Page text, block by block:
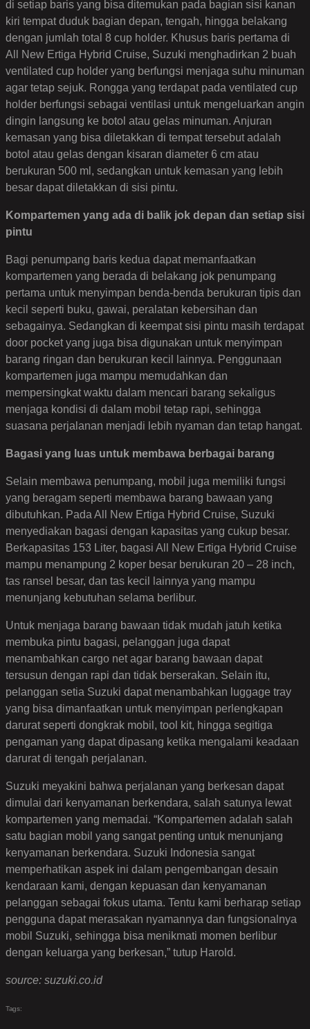
di setiap baris yang bisa ditemukan pada bagian sisi kanan
kiri tempat duduk bagian depan, tengah, hingga belakang
dengan jumlah total 8 cup holder. Khusus baris pertama di
All New Ertiga Hybrid Cruise, Suzuki menghadirkan 2 buah
ventilated cup holder yang berfungsi menjaga suhu minuman
agar tetap sejuk. Rongga yang terdapat pada ventilated cup
holder berfungsi sebagai ventilasi untuk mengeluarkan angin
dingin langsung ke botol atau gelas minuman. Anjuran
kemasan yang bisa diletakkan di tempat tersebut adalah
botol atau gelas dengan kisaran diameter 6 cm atau
berukuran 500 ml, sedangkan untuk kemasan yang lebih
besar dapat diletakkan di sisi pintu.
Kompartemen yang ada di balik jok depan dan setiap sisi
pintu
Bagi penumpang baris kedua dapat memanfaatkan
kompartemen yang berada di belakang jok penumpang
pertama untuk menyimpan benda-benda berukuran tipis dan
kecil seperti buku, gawai, peralatan kebersihan dan
sebagainya. Sedangkan di keempat sisi pintu masih terdapat
door pocket yang juga bisa digunakan untuk menyimpan
barang ringan dan berukuran kecil lainnya. Penggunaan
kompartemen juga mampu memudahkan dan
mempersingkat waktu dalam mencari barang sekaligus
menjaga kondisi di dalam mobil tetap rapi, sehingga
suasana perjalanan menjadi lebih nyaman dan tetap hangat.
Bagasi yang luas untuk membawa berbagai barang
Selain membawa penumpang, mobil juga memiliki fungsi
yang beragam seperti membawa barang bawaan yang
dibutuhkan. Pada All New Ertiga Hybrid Cruise, Suzuki
menyediakan bagasi dengan kapasitas yang cukup besar.
Berkapasitas 153 Liter, bagasi All New Ertiga Hybrid Cruise
mampu menampung 2 koper besar berukuran 20 – 28 inch,
tas ransel besar, dan tas kecil lainnya yang mampu
menunjang kebutuhan selama berlibur.
Untuk menjaga barang bawaan tidak mudah jatuh ketika
membuka pintu bagasi, pelanggan juga dapat
menambahkan cargo net agar barang bawaan dapat
tersusun dengan rapi dan tidak berserakan. Selain itu,
pelanggan setia Suzuki dapat menambahkan luggage tray
yang bisa dimanfaatkan untuk menyimpan perlengkapan
darurat seperti dongkrak mobil, tool kit, hingga segitiga
pengaman yang dapat dipasang ketika mengalami keadaan
darurat di tengah perjalanan.
Suzuki meyakini bahwa perjalanan yang berkesan dapat
dimulai dari kenyamanan berkendara, salah satunya lewat
kompartemen yang memadai. “Kompartemen adalah salah
satu bagian mobil yang sangat penting untuk menunjang
kenyamanan berkendara. Suzuki Indonesia sangat
memperhatikan aspek ini dalam pengembangan desain
kendaraan kami, dengan kepuasan dan kenyamanan
pelanggan sebagai fokus utama. Tentu kami berharap setiap
pengguna dapat merasakan nyamannya dan fungsionalnya
mobil Suzuki, sehingga bisa menikmati momen berlibur
dengan keluarga yang berkesan,” tutup Harold.
source: suzuki.co.id
Tags: